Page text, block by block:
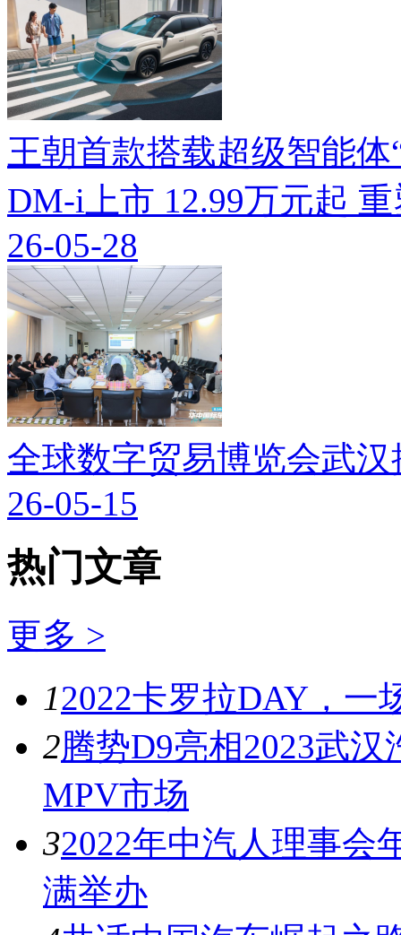
王朝首款搭载超级智能
DM-i上市 12.99万元起
26-05-28
全球数字贸易博览会武
26-05-15
热门文章
更多 >
12022卡罗拉DAY，一
2腾势D9亮相2023武
MPV市场
32022年中汽人理事会
满举办